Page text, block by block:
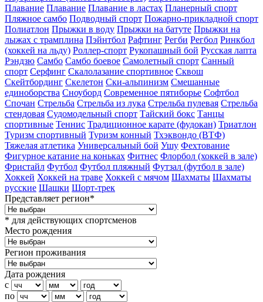
Плавание Плавание Плавание в ластах Планерный спорт
Пляжное самбо Подводный спорт Пожарно-прикладной спорт
Полиатлон Прыжки в воду Прыжки на батуте Прыжки на
лыжах с трамплина Пэйнтбол Рафтинг Регби Регбол Ринкбол
(хоккей на льду) Роллер-спорт Рукопашный бой Русская лапта
Рэндзю Самбо Самбо боевое Самолетный спорт Санный
спорт Серфинг Скалолазание спортивное Сквош
Скейтбординг Скелетон Ски-альпинизм Смешанные
единоборства Сноуборд Современное пятиборье Софтбол
Спочан Стрельба Стрельба из лука Стрельба пулевая Стрельба
стендовая Судомодельный спорт Тайский бокс Танцы
спортивные Теннис Традиционное карате (фудокан) Триатлон
Туризм cпортивный Туризм конный Тхэквондо (ВТФ)
Тяжелая атлетика Универсальный бой Ушу Фехтование
Фигурное катание на коньках Фитнес Флорбол (хоккей в зале)
Фристайл Футбол Футбол пляжный Футзал (футбол в зале)
Хоккей Хоккей на траве Хоккей с мячом Шахматы Шахматы
русские Шашки Шорт-трек
Представляет регион*
* для действующих спортсменов
Место рождения
Регион проживания
Дата рождения
с
по